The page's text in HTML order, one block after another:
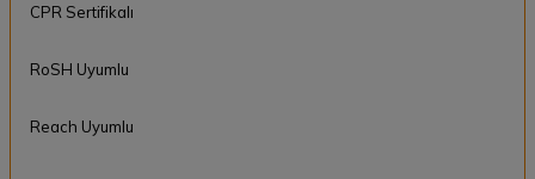
CPR Sertifikalı
RoSH Uyumlu
Reach Uyumlu